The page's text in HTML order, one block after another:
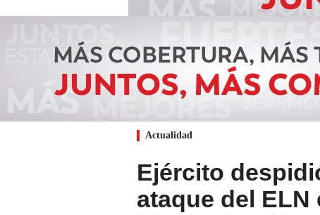
Actualidad
Ejército
ataque del